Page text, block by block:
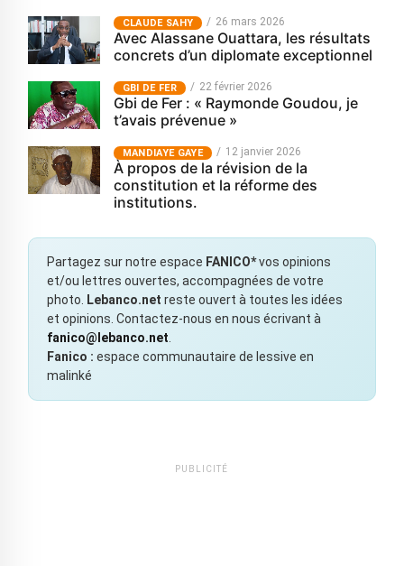
CLAUDE SAHY 26 mars 2026
Avec Alassane Ouattara, les résultats
concrets d’un diplomate exceptionnel
GBI DE FER 22 février 2026
Gbi de Fer : « Raymonde Goudou, je
t’avais prévenue »
MANDIAYE GAYE 12 janvier 2026
À propos de la révision de la
constitution et la réforme des
institutions.
Partagez sur notre espace FANICO*vos opinions
et/ou lettres ouvertes, accompagnées de votre
photo.
Lebanco.net reste ouvert à toutes les idées
et opinions. Contactez-nous en nous écrivant à
fanico@lebanco.net
Fanico : espace communautaire de lessive en
malinké
PUBLICITÉ